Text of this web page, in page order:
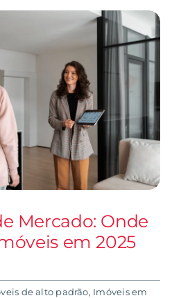
Mercado: Onde
em 2025
de alto padrão, Imóveis em